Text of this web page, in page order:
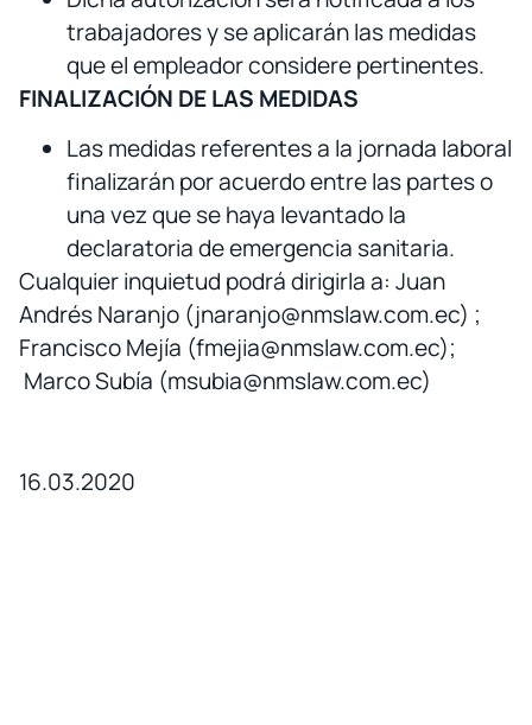
trabajadores y se aplicarán las medidas
que el empleador considere pertinentes.
FINALIZACIÓN DE LAS MEDIDAS
Las medidas referentes a la jornada laboral
finalizarán por acuerdo entre las partes o
una vez que se haya levantado la
declaratoria de emergencia sanitaria.
Cualquier inquietud podrá dirigirla a: Juan
Andrés Naranjo (jnaranjo@nmslaw.com.ec) ;
Francisco Mejía (fmejia@nmslaw.com.ec);
Marco Subía (msubia@nmslaw.com.ec)
16.03.2020